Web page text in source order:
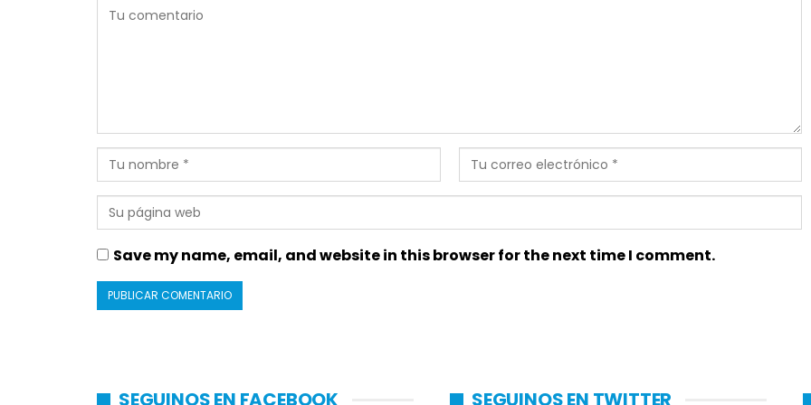
Save my name, email, and website in this browser for the next time I comment.
SEGUINOS EN FACEBOOK SEGUINOS EN TWITTER